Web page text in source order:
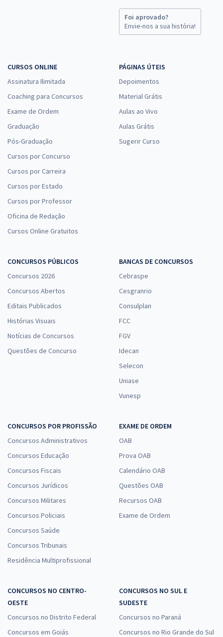
Foi aprovado?
Envie-nos a sua história!
CURSOS ONLINE
Assinatura Ilimitada
Coaching para Concursos
Exame de Ordem
Graduação
Pós-Graduação
Cursos por Concurso
Cursos por Carreira
Cursos por Estado
Cursos por Professor
Oficina de Redação
Cursos Online Gratuitos
PÁGINAS ÚTEIS
Depoimentos
Material Grátis
Aulas ao Vivo
Aulas Grátis
Sugerir Curso
CONCURSOS PÚBLICOS
Concursos 2026
Concursos Abertos
Editais Publicados
Histórias Visuais
Notícias de Concursos
Questões de Concurso
BANCAS DE CONCURSOS
Cebraspe
Cesgranrio
Consulplan
FCC
FGV
Idecan
Selecon
Uniase
Vunesp
CONCURSOS POR PROFISSÃO
Concursos Administrativos
Concursos Educação
Concursos Fiscais
Concursos Jurídicos
Concursos Militares
Concursos Policiais
Concursos Saúde
Concursos Tribunais
Residência Multiprofissional
EXAME DE ORDEM
OAB
Prova OAB
Calendário OAB
Questões OAB
Recursos OAB
Exame de Ordem
CONCURSOS NO CENTRO-
OESTE
Concursos no Distrito Federal
Concursos em Goiás
CONCURSOS NO SUL E
SUDESTE
Concursos no Paraná
Concursos no Rio Grande do Sul